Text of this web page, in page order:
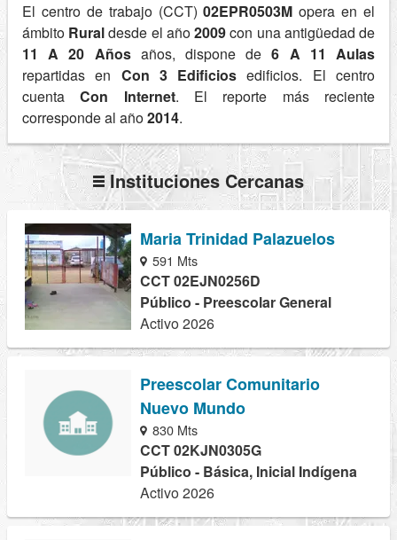
El centro de trabajo (CCT)02EPR0503M opera en el
ámbito Ruraldesde el año2009con una antigüedad de
11 A 20 Añosaños, dispone de6 A 11 Aulas
repartidas en Con 3 Edificios edificios. El centro
cuentaCon Internet. El reporte más reciente
corresponde al año2014.
Instituciones Cercanas
Maria Trinidad Palazuelos
591 Mts
CCT 02EJN0256D
Público - Preescolar General
Activo 2026
Preescolar Comunitario
Nuevo Mundo
830 Mts
CCT 02KJN0305G
Público - Básica, Inicial Indígena
Activo 2026